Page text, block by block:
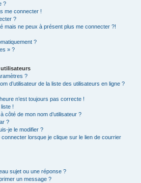
?
me connecter !
?
mais ne peux à présent plus me connecter ?!
?
» ?
utilisateurs
?
d’utilisateur de la liste des utilisateurs en ligne ?
n’est toujours pas correcte !
!
côté de mon nom d’utilisateur ?
?
je le modifier ?
connecter lorsque je clique sur le lien de courrier
sujet ou une réponse ?
un message ?